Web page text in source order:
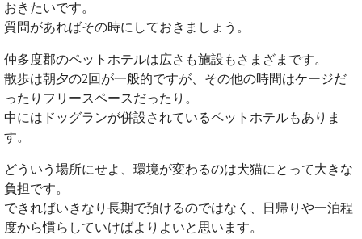
おきたいです。
質問があればその時にしておきましょう。
仲多度郡のペットホテルは広さも施設もさまざまです。
散歩は朝夕の2回が一般的ですが、その他の時間はケージだ
ったりフリースペースだったり。
中にはドッグランが併設されているペットホテルもありま
す。
どういう場所にせよ、環境が変わるのは犬猫にとって大きな
負担です。
できればいきなり長期で預けるのではなく、日帰りや一泊程
度から慣らしていけばよりよいと思います。